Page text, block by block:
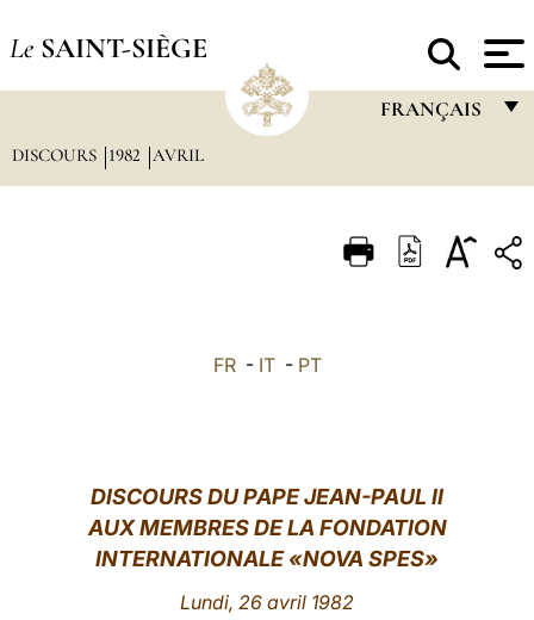
Le SAINT-SIÈGE
FRANÇAIS
ITALIANO
中文
LATINE
DISCOURS 1982 AVRIL
FR- IT- PT
DISCOURS DU PAPE JEAN-PAUL II
AUX MEMBRES DE LA FONDATION
INTERNATIONALE «NOVA SPES»
Lundi, 26 avril 1982